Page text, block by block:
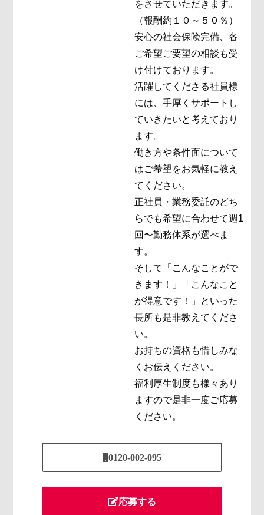
をさせていただきます。
（報酬約１０～５０％）
安心の社会保険完備、各
ご希望ご要望の相談も受
け付けております。
活躍してくださる社員様
には、手厚くサポートし
ていきたいと考えており
ます。
働き方や条件面について
はご希望をお気軽に教え
てください。
正社員・業務委託のどち
らでも希望に合わせて週1
回〜勤務体系が選べま
す。
そして「こんなことがで
きます！」「こんなこと
が得意です！」といった
長所も是非教えてくださ
い。
お持ちの資格も惜しみな
くお伝えください。
福利厚生制度も様々あり
ますので是非一度ご応募
ください。
0120-002-095
応募する